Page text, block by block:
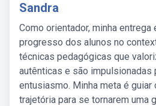
Sandra
Como orientador, minha entrega
progresso dos alunos no
técnicas pedagógicas que
autênticas e são impulsionadas
entusiasmo. Minha meta é
trajetória para se tornarem uma